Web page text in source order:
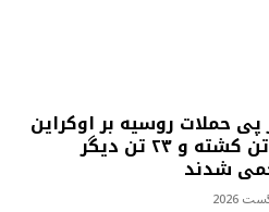
پی حملات روسیه بر اوکراین
۹ تن کشته و ۲۳ تن دیگر
شدند